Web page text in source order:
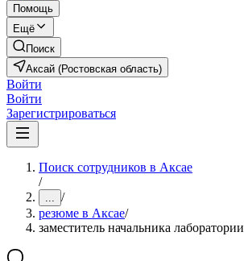
Помощь
Ещё
Поиск
Аксай (Ростовская область)
Войти
Войти
Зарегистрироваться
Поиск сотрудников в Аксае
/
... /
резюме в Аксае/
заместитель начальника лаборатории